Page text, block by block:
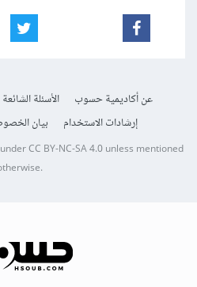
عن أكاديمية حسوب الأسئلة الشائعة
إرشادات الاستخدام
بيان
underCC BY-NC-SA 4.0unless mentioned
otherwise.